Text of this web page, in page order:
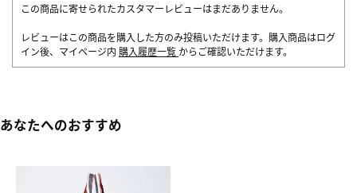
この商品に寄せられたカスタマーレビューはまだありません。
レビューはこの商品を購入した方のみ投稿いただけます。購入商品はログ
イン後、マイページ内 購入履歴一覧 からご確認いただけます。
あなたへのおすすめ